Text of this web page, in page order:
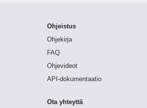
Ohjeistus
Ohjekirja
FAQ
Ohjevideot
API-dokumentaatio
Ota yhteyttä